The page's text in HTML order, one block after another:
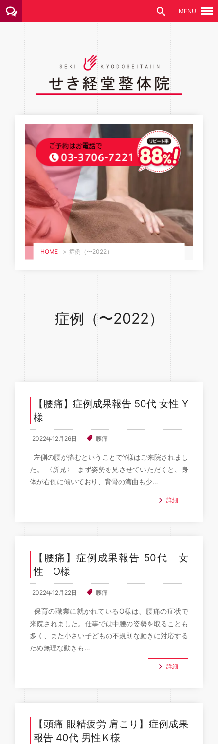
HOME > 症例（〜2022）
症例（〜2022）
【腰痛】症例成果報告 50代 女性 Y
様
2022年12月26日 腰痛
左側の腰が痛むということでY様はご来院されまし
た。 〈所見〉 まず姿勢を見させていただくと、身
体が右側に傾いており、背骨の湾曲も少…
詳細
【腰痛】症例成果報告 50代 女
性 O様
2022年12月22日 腰痛
保育の職業に就かれているO様は、腰痛の症状で
来院されました。仕事では中腰の姿勢を取ることも
多く、また小さい子どもの不規則な動きに対応する
ため無理な動きも…
詳細
【頭痛 眼精疲労 肩こり】症例成果
報告 40代 男性Ｋ様